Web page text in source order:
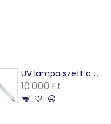
UV lámpa szett a WDH-988B és WDH-660B légtisztítókhoz
10.000 Ft